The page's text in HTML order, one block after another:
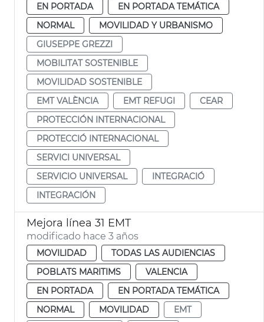
EN PORTADA
EN PORTADA TEMÁTICA
NORMAL
MOVILIDAD Y URBANISMO
GIUSEPPE GREZZI
MOBILITAT SOSTENIBLE
MOVILIDAD SOSTENIBLE
EMT VALÈNCIA
EMT REFUGI
CEAR
PROTECCIÓN INTERNACIONAL
PROTECCIÓ INTERNACIONAL
SERVICI UNIVERSAL
SERVICIO UNIVERSAL
INTEGRACIÓ
INTEGRACIÓN
Mejora línea 31 EMT
modificado hace 3 años
MOVILIDAD
TODAS LAS AUDIENCIAS
POBLATS MARITIMS
VALENCIA
EN PORTADA
EN PORTADA TEMÁTICA
NORMAL
MOVILIDAD
EMT